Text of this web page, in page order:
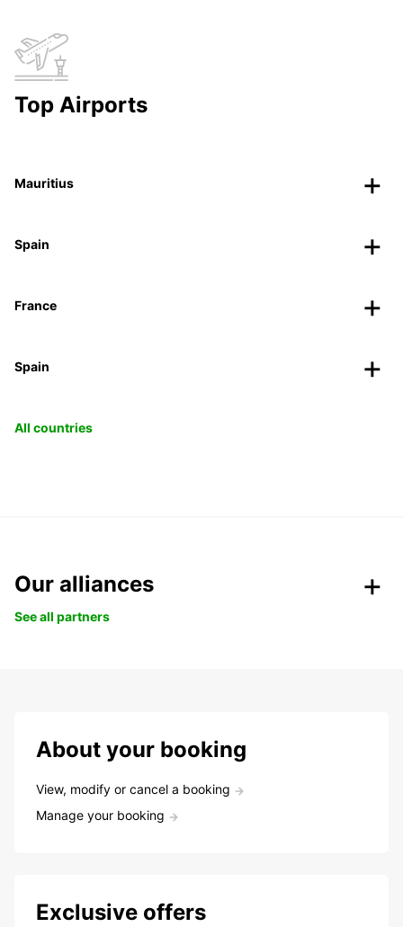
Top Airports
Mauritius
Spain
France
Spain
All countries
Our alliances
See all partners
About your booking
View, modify or cancel a booking
Manage your booking
Exclusive offers